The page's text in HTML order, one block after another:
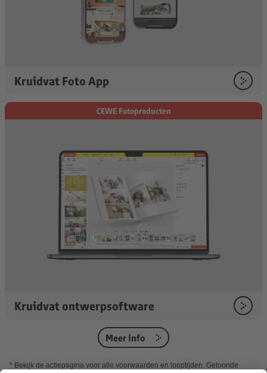
Kruidvat Foto App
CEWE Fotoproducten
Kruidvat ontwerpsoftware
Meer info
* Bekijk de actiepagina voor alle voorwaarden en looptijden. Getoonde